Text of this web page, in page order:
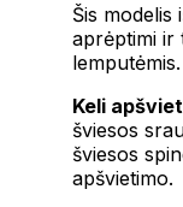
Šis modelis
aprėptimi ir
lemputėmis.
Keli
šviesos
šviesos
apšvietimo.